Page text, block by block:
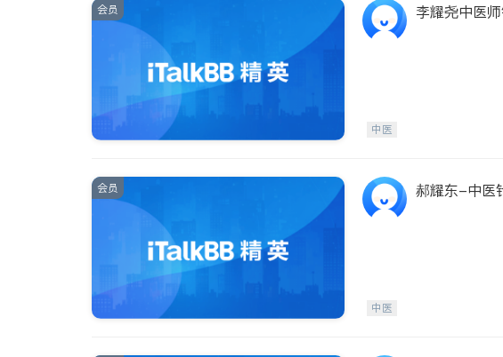
会员 李耀尧中医
中医
会员 郝耀东-中医
中医